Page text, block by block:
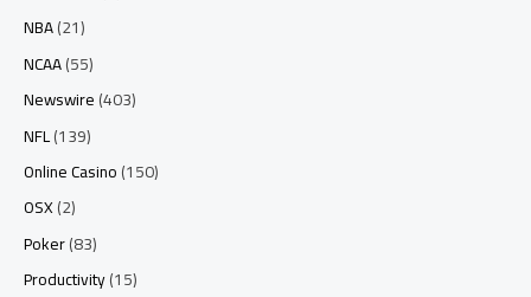
NBA(21)
NCAA(55)
Newswire(403)
NFL(139)
Online Casino(150)
OSX(2)
Poker(83)
Productivity(15)